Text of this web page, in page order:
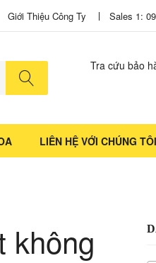
Giới Thiệu Công Ty Sales 1:
Tra cứu bảo
LIÊN HỆ VỚI CHÚNG TÔI
không